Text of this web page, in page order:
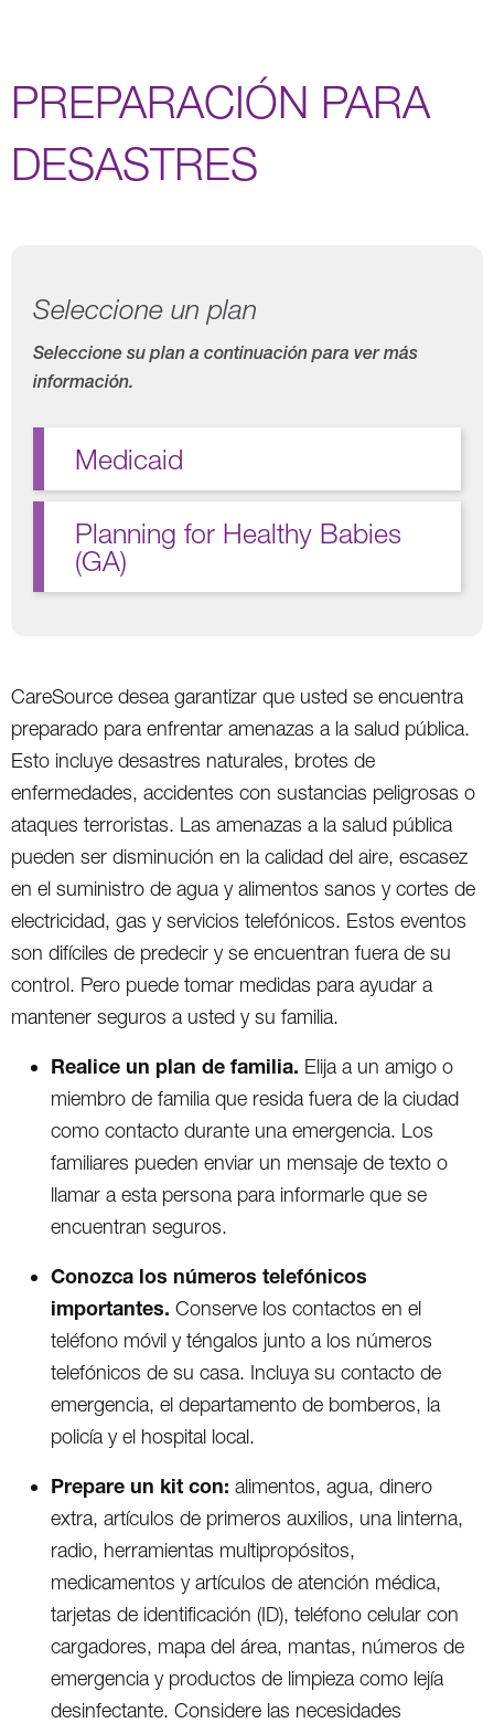
PREPARACIÓN PARA
DESASTRES
Seleccione un plan
Seleccione su plan a continuación para ver más
información.
Medicaid
Planning for Healthy Babies
(GA)
CareSource desea garantizar que usted se encuentra
preparado para enfrentar amenazas a la salud pública.
Esto incluye desastres naturales, brotes de
enfermedades, accidentes con sustancias peligrosas o
ataques terroristas. Las amenazas a la salud pública
pueden ser disminución en la calidad del aire, escasez
en el suministro de agua y alimentos sanos y cortes de
electricidad, gas y servicios telefónicos. Estos eventos
son difíciles de predecir y se encuentran fuera de su
control. Pero puede tomar medidas para ayudar a
mantener seguros a usted y su familia.
Realice un plan de familia. Elija a un amigo o
miembro de familia que resida fuera de la ciudad
como contacto durante una emergencia. Los
familiares pueden enviar un mensaje de texto o
llamar a esta persona para informarle que se
encuentran seguros.
Conozca los números telefónicos
importantes. Conserve los contactos en el
teléfono móvil y téngalos junto a los números
telefónicos de su casa. Incluya su contacto de
emergencia, el departamento de bomberos, la
policía y el hospital local.
Prepare un kit con: alimentos, agua, dinero
extra, artículos de primeros auxilios, una linterna,
radio, herramientas multipropósitos,
medicamentos y artículos de atención médica,
tarjetas de identificación (ID), teléfono celular con
cargadores, mapa del área, mantas, números de
emergencia y productos de limpieza como lejía
desinfectante. Considere las necesidades